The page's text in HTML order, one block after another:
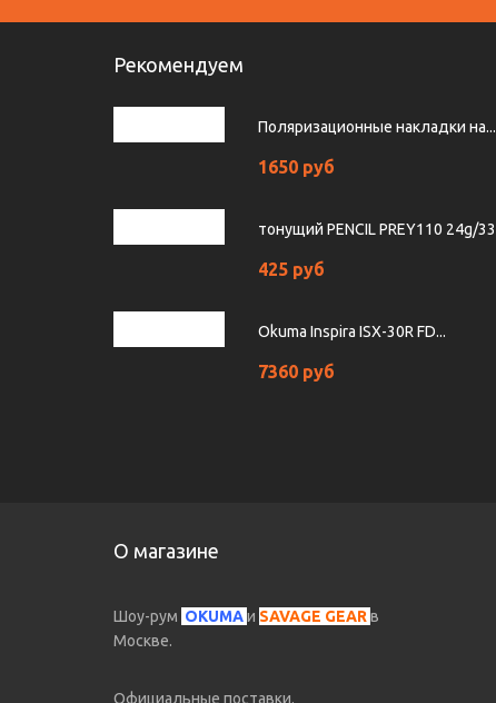
Рекомендуем
Поляризационные накладки на...
1650 руб
тонущий PENCIL PREY110 24g/33
425 руб
Okuma Inspira ISX-30R FD...
7360 руб
О магазине
Шоу-рум OKUMAи SAVAGE GEARв
Москве.
Официальные поставки.